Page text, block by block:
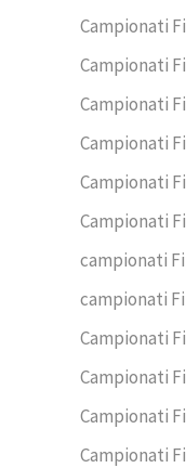
Campionati
Campionati
Campionati
Campionati
Campionati
Campionati
campionati
campionati
Campionati
Campionati
Campionati
Campionati